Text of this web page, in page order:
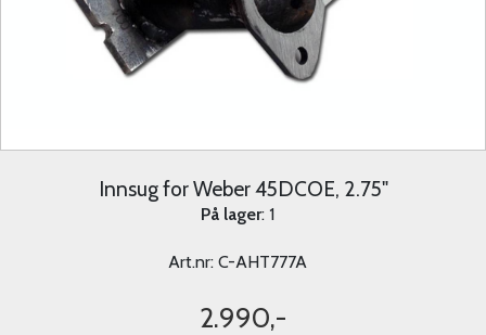
Innsug for Weber 45DCOE, 2.75"
På lager: 1
Art.nr: C-AHT777A
2.990,-